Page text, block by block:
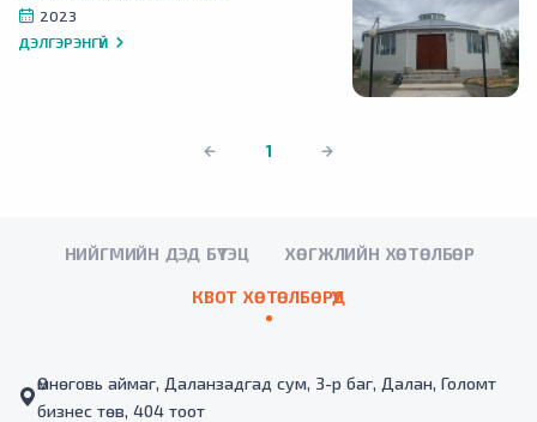
2023
ДЭЛГЭРЭНГҮЙ
1
НИЙГМИЙН ДЭД БҮТЭЦ ХӨГЖЛИЙН ХӨТӨЛБӨР
КВОТ ХӨТӨЛБӨРҮҮД
Өмнөговь аймаг, Даланзадгад сум, 3-р баг, Далан, Голомт
бизнес төв, 404 тоот